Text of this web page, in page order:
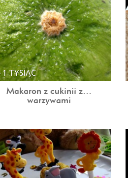
1 TYSIĄC
Makaron z cukinii z…
warzywami